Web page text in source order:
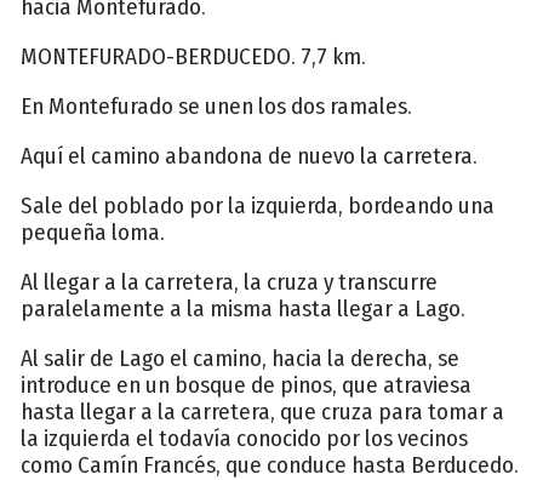
hacia Montefurado.
MONTEFURADO-BERDUCEDO. 7,7 km.
En Montefurado se unen los dos ramales.
Aquí el camino abandona de nuevo la carretera.
Sale del poblado por la izquierda, bordeando una
pequeña loma.
Al llegar a la carretera, la cruza y transcurre
paralelamente a la misma hasta llegar a Lago.
Al salir de Lago el camino, hacia la derecha, se
introduce en un bosque de pinos, que atraviesa
hasta llegar a la carretera, que cruza para tomar a
la izquierda el todavía conocido por los vecinos
como Camín Francés, que conduce hasta Berducedo.